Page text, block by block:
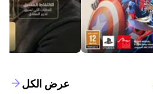
عرض الكل